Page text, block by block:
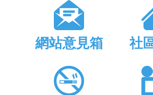
網站意見箱 社